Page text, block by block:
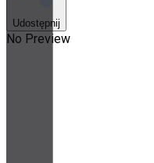
Udostępnij
No Preview